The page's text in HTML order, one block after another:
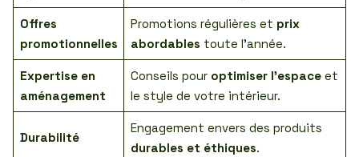
Offres
promotionnelles
Promotions régulières et prix
abordables toute l’année.
Expertise en
aménagement
Conseils pour optimiser l’espaceet
le style de votre intérieur.
Durabilité
Engagement envers des produits
durables et éthiques.